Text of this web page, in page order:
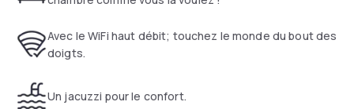
Avec le WiFi haut débit; touchez le monde du bout des
doigts.
Un jacuzzi pour le confort.